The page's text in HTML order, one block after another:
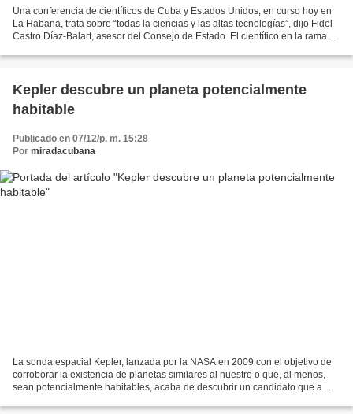
Una conferencia de científicos de Cuba y Estados Unidos, en curso hoy en
La Habana, trata sobre “todas la ciencias y las altas tecnologías”, dijo Fidel
Castro Díaz-Balart, asesor del Consejo de Estado. El científico en la rama
Kepler descubre un planeta potencialmente
habitable
Publicado en 07/12/p. m. 15:28
Por miradacubana
La sonda espacial Kepler, lanzada por la NASA en 2009 con el objetivo de
corroborar la existencia de planetas similares al nuestro o que, al menos,
sean potencialmente habitables, acaba de descubrir un candidato que a